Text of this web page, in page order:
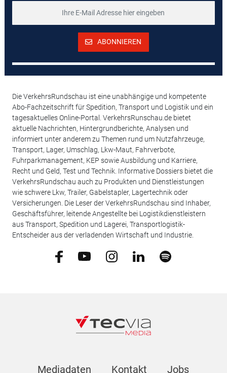
ABONNIEREN
Die VerkehrsRundschau ist eine unabhängige und kompetente
Abo-Fachzeitschrift für Spedition, Transport und Logistik und ein
tagesaktuelles Online-Portal. VerkehrsRunschau.de bietet
aktuelle Nachrichten, Hintergrundberichte, Analysen und
informiert unter anderem zu Themen rund um Nutzfahrzeuge,
Transport, Lager, Umschlag, Lkw-Maut, Fahrverbote,
Fuhrparkmanagement, KEP sowie Ausbildung und Karriere,
Recht und Geld, Test und Technik. Informative Dossiers bietet die
VerkehrsRundschau auch zu Produkten und Dienstleistungen
wie schwere Lkw, Trailer, Gabelstapler, Lagertechnik oder
Versicherungen. Die Leser der VerkehrsRundschau sind Inhaber,
Geschäftsführer, leitende Angestellte bei Logistikdienstleistern
aus Transport, Spedition und Lagerei, Transportlogistik-
Entscheider aus der verladenden Wirtschaft und Industrie.
Mediadaten Kontakt Jobs